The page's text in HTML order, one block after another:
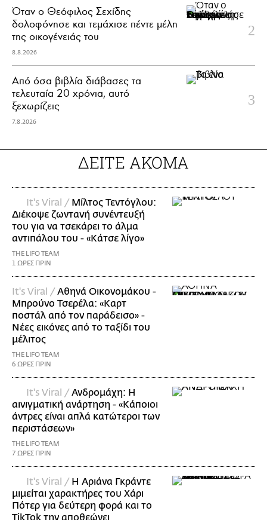
Όταν ο Θεόφιλος Σεχίδης
δολοφόνησε και τεμάχισε πέντε μέλη
της οικογένειάς του
8.8.2026
Από όσα βιβλία διάβασες τα
τελευταία 20 χρόνια, αυτό
ξεχωρίζεις
7.8.2026
ΔΕΙΤΕ ΑΚΟΜΑ
It's Viral / Μίλτος Τεντόγλου:
Διέκοψε ζωντανή συνέντευξή
του για να τσεκάρει το άλμα
αντιπάλου του - «Κάτσε λίγο»
THE LIFO TEAM
1 ΩΡΕΣ ΠΡΙΝ
It's Viral /Αθηνά Οικονομάκου -
Μπρούνο Τσερέλα: «Καρτ
ποστάλ από τον παράδεισο» -
Νέες εικόνες από το ταξίδι του
μέλιτος
THE LIFO TEAM
6 ΩΡΕΣ ΠΡΙΝ
It's Viral /Ανδρομάχη: Η
αινιγματική ανάρτηση - «Κάποιοι
άντρες είναι απλά κατώτεροι των
περιστάσεων»
THE LIFO TEAM
7 ΩΡΕΣ ΠΡΙΝ
It's Viral / Η Αριάνα Γκράντε
μιμείται χαρακτήρες του Χάρι
Πότερ για δεύτερη φορά και το
TikTok την αποθεώνει